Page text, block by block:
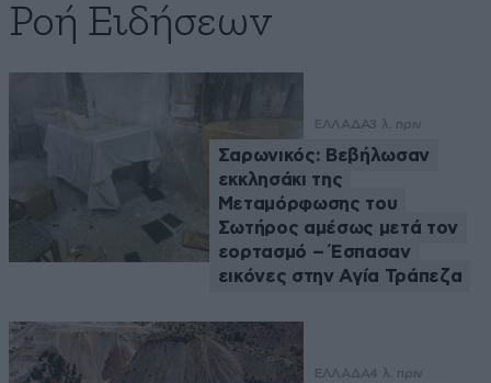
Ροή Ειδήσεων
ΕΛΛΑΔΑ3 λ. πριν
Σαρωνικός: Βεβήλωσαν
εκκλησάκι της
Μεταμόρφωσης του
Σωτήρος αμέσως μετά τον
εορτασμό – Έσπασαν
εικόνες στην Αγία Τράπεζα
ΕΛΛΑΔΑ4 λ. πριν